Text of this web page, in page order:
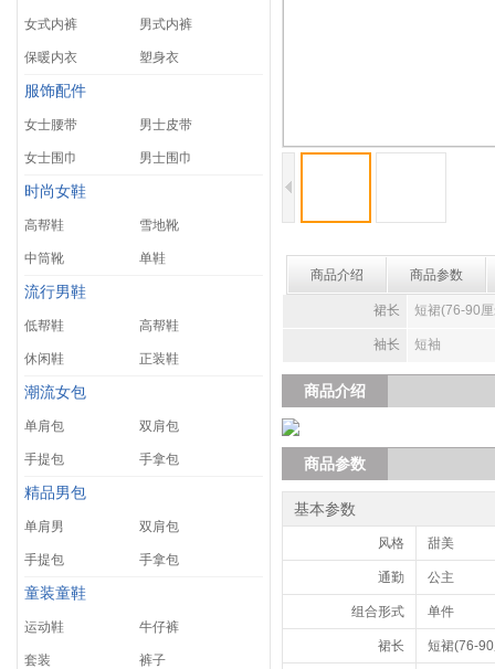
女式内裤 男式内裤
保暖内衣 塑身衣
服饰配件
女士腰带 男士皮带
女士围巾 男士围巾
时尚女鞋
高帮鞋 雪地靴
中筒靴 单鞋
流行男鞋
低帮鞋 高帮鞋
休闲鞋 正装鞋
潮流女包
单肩包 双肩包
手提包 手拿包
精品男包
单肩男 双肩包
手提包 手拿包
童装童鞋
运动鞋 牛仔裤
套装 裤子
商品介绍 商品参数
裙长 短裙(76-90
袖长 短袖
商品介绍
商品参数
基本参数
风格 甜美
通勤 公主
组合形式 单件
裙长 短裙(76-